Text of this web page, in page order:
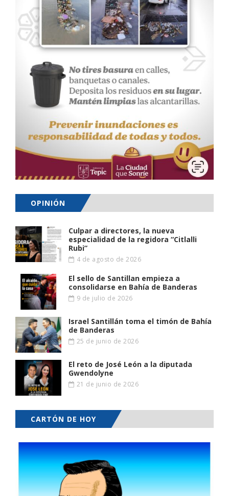
OPINIÓN
Culpar a directores, la nueva
especialidad de la regidora “Citlalli
Rubi”
4 de agosto de 2026
El sello de Santillan empieza a
consolidarse en Bahía de Banderas
9 de julio de 2026
Israel Santillán toma el timón de Bahía
de Banderas
25 de junio de 2026
El reto de José León a la diputada
Gwendolyne
21 de junio de 2026
CARTÓN DE HOY